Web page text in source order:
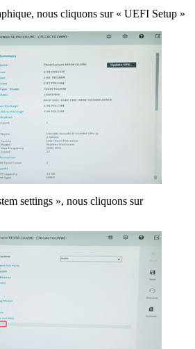
nous cliquons sur « UEFI Setup »
settings », nous cliquons sur